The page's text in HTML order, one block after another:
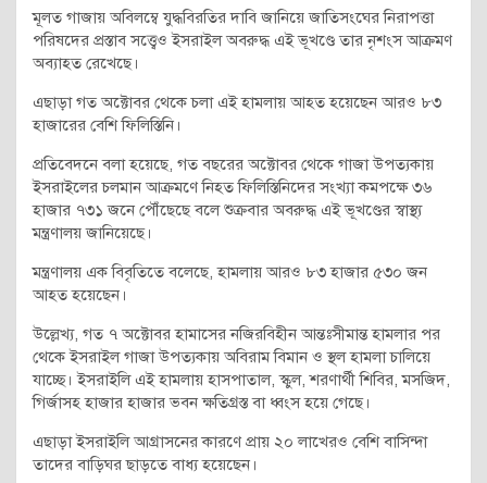
মূলত গাজায় অবিলম্বে যুদ্ধবিরতির দাবি জানিয়ে জাতিসংঘের নিরাপত্তা
পরিষদের প্রস্তাব সত্ত্বেও ইসরাইল অবরুদ্ধ এই ভূখণ্ডে তার নৃশংস আক্রমণ
অব্যাহত রেখেছে।
এছাড়া গত অক্টোবর থেকে চলা এই হামলায় আহত হয়েছেন আরও ৮৩
হাজারের বেশি ফিলিস্তিনি।
প্রতিবেদনে বলা হয়েছে, গত বছরের অক্টোবর থেকে গাজা উপত্যকায়
ইসরাইলের চলমান আক্রমণে নিহত ফিলিস্তিনিদের সংখ্যা কমপক্ষে ৩৬
হাজার ৭৩১ জনে পৌঁছেছে বলে শুক্রবার অবরুদ্ধ এই ভূখণ্ডের স্বাস্থ্য
মন্ত্রণালয় জানিয়েছে।
মন্ত্রণালয় এক বিবৃতিতে বলেছে, হামলায় আরও ৮৩ হাজার ৫৩০ জন
আহত হয়েছেন।
উল্লেখ্য, গত ৭ অক্টোবর হামাসের নজিরবিহীন আন্তঃসীমান্ত হামলার পর
থেকে ইসরাইল গাজা উপত্যকায় অবিরাম বিমান ও স্থল হামলা চালিয়ে
যাচ্ছে। ইসরাইলি এই হামলায় হাসপাতাল, স্কুল, শরণার্থী শিবির, মসজিদ,
গির্জাসহ হাজার হাজার ভবন ক্ষতিগ্রস্ত বা ধ্বংস হয়ে গেছে।
এছাড়া ইসরাইলি আগ্রাসনের কারণে প্রায় ২০ লাখেরও বেশি বাসিন্দা
তাদের বাড়িঘর ছাড়তে বাধ্য হয়েছেন।